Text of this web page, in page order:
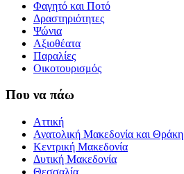
Φαγητό και Ποτό
Δραστηριότητες
Ψώνια
Αξιοθέατα
Παραλίες
Οικοτουρισμός
Που να πάω
Αττική
Ανατολική Μακεδονία και Θράκη
Κεντρική Μακεδονία
Δυτική Μακεδονία
Θεσσαλία